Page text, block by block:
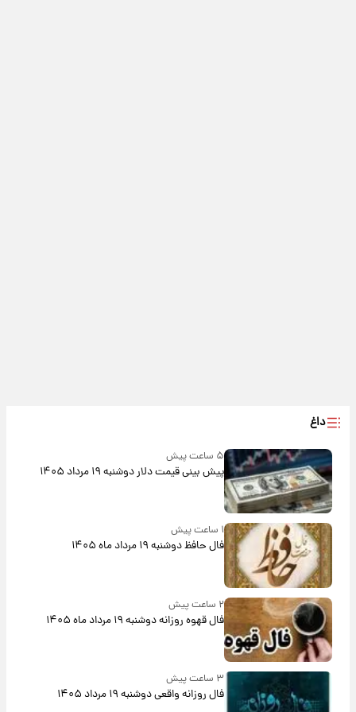
داغ
۵ ساعت پیش
پیش‌ بینی قیمت دلار دوشنبه ۱۹ مرداد ۱۴۰۵
۱ ساعت پیش
فال حافظ دوشنبه ۱۹ مرداد ماه ۱۴۰۵
۲ ساعت پیش
فال قهوه روزانه دوشنبه ۱۹ مرداد ماه ۱۴۰۵
فال روزانه واقعی دوشنبه ۱۹ مرداد ۱۴۰۵